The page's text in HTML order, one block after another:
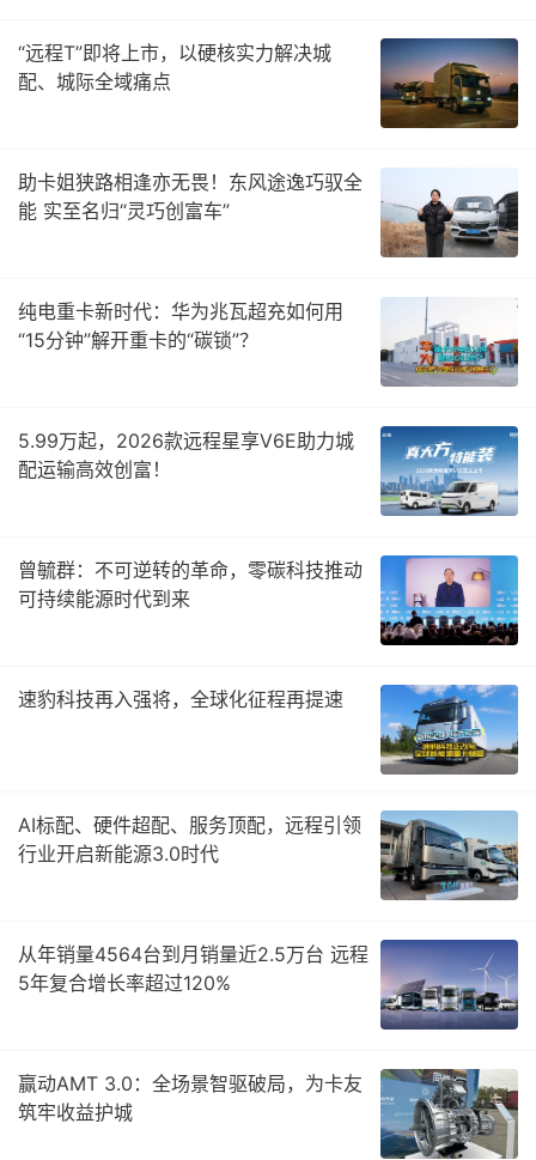
“远程T”即将上市，以硬核实力解决城
配、城际全域痛点
助卡姐狭路相逢亦无畏！东风途逸巧驭全
能 实至名归“灵巧创富车”
纯电重卡新时代：华为兆瓦超充如何用
“15分钟”解开重卡的“碳锁”？
5.99万起，2026款远程星享V6E助力城
配运输高效创富！
曾毓群：不可逆转的革命，零碳科技推动
可持续能源时代到来
速豹科技再入强将，全球化征程再提速
AI标配、硬件超配、服务顶配，远程引领
行业开启新能源3.0时代
从年销量4564台到月销量近2.5万台 远程
5年复合增长率超过120%
赢动AMT 3.0：全场景智驱破局，为卡友
筑牢收益护城